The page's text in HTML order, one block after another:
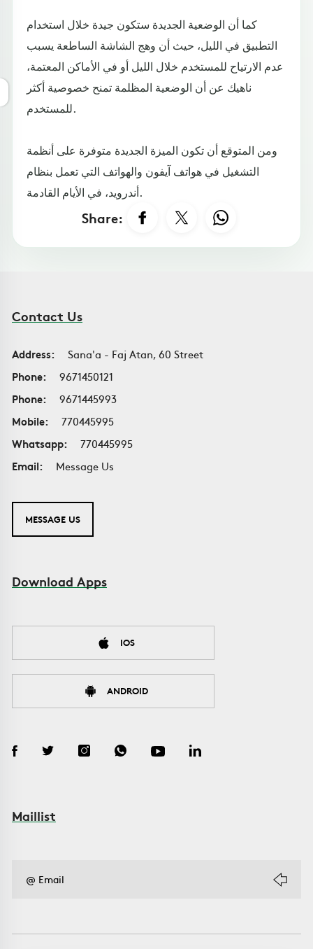
كما أن الوضعية الجديدة ستكون جيدة خلال استخدام
التطبيق في الليل، حيث أن وهج الشاشة الساطعة يسبب
عدم الارتياح للمستخدم خلال الليل أو في الأماكن المعتمة،
ناهيك عن أن الوضعية المظلمة تمنح خصوصية أكثر
للمستخدم.
ومن المتوقع أن تكون الميزة الجديدة متوفرة على أنظمة
التشغيل في هواتف آيفون والهواتف التي تعمل بنظام
أندرويد، في الأيام القادمة.
Share:
Contact Us
Address:
Sana'a - Faj Atan, 60 Street
Phone:
9671450121
Phone:
9671445993
Mobile:
770445995
Whatsapp:
770445995
Email:
Message Us
MESSAGE US
Download Apps
IOS
ANDROID
Maillist